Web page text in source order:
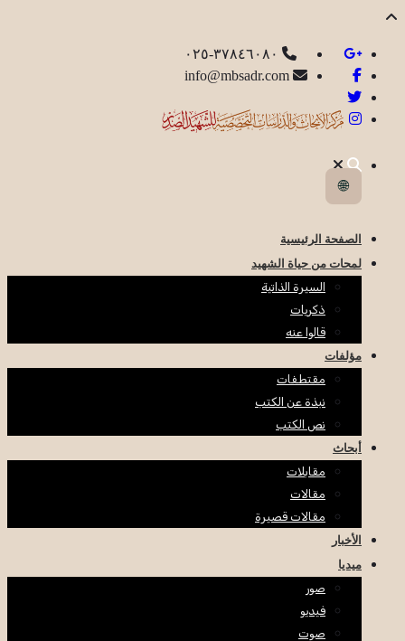
🌐
الصفحة الرئيسية
لمحات من حياة الشهيد
السيرة الذاتية
ذكريات
قالوا عنه
مؤلفات
مقتطفات
نبذة عن الكتب
نص الكتب
أبحاث
مقابلات
مقالات
مقالات قصيرة
الأخبار
ميديا
صور
فيديو
صوت